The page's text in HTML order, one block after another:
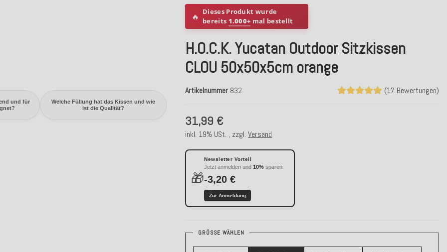
und für
Welche Füllung hat das Kissen und wie
ist die Qualität?
🔥
Dieses Produkt wurde
bereits 1.000+ mal bestellt
H.O.C.K. Yucatan Outdoor Sitzkissen
CLOU 50x50x5cm orange
(17 Bewertungen)
Artikelnummer 832
31,99 €
inkl. 19% USt. , zzgl.Versand
🎁
Newsletter Vorteil
Jetzt anmelden und10% sparen:
-3,20 €
Zur Anmeldung
GRÖSSE WÄHLEN